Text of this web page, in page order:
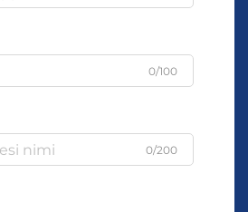
0/100
0/200